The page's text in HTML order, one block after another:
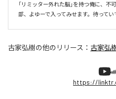
「リミッター外れた脳」を持つ俺に、
部、よゆーで入ってみせます。待って
古家弘樹の他のリリース： 古家弘
https://